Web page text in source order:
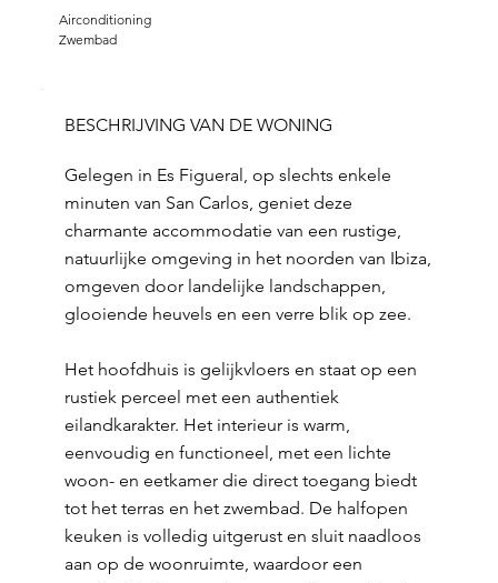
Airconditioning
Zwembad
BESCHRIJVING VAN DE WONING
Gelegen in Es Figueral, op slechts enkele
minuten van San Carlos, geniet deze
charmante accommodatie van een rustige,
natuurlijke omgeving in het noorden van Ibiza,
omgeven door landelijke landschappen,
glooiende heuvels en een verre blik op zee.
Het hoofdhuis is gelijkvloers en staat op een
rustiek perceel met een authentiek
eilandkarakter. Het interieur is warm,
eenvoudig en functioneel, met een lichte
woon- en eetkamer die direct toegang biedt
tot het terras en het zwembad. De halfopen
keuken is volledig uitgerust en sluit naadloos
aan op de woonruimte, waardoor een